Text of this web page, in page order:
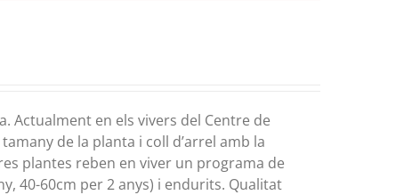
Actualment en els vivers del Centre de
de la planta i coll d’arrel amb la
plantes reben en viver un programa de
40-60cm per 2 anys) i endurits. Qualitat